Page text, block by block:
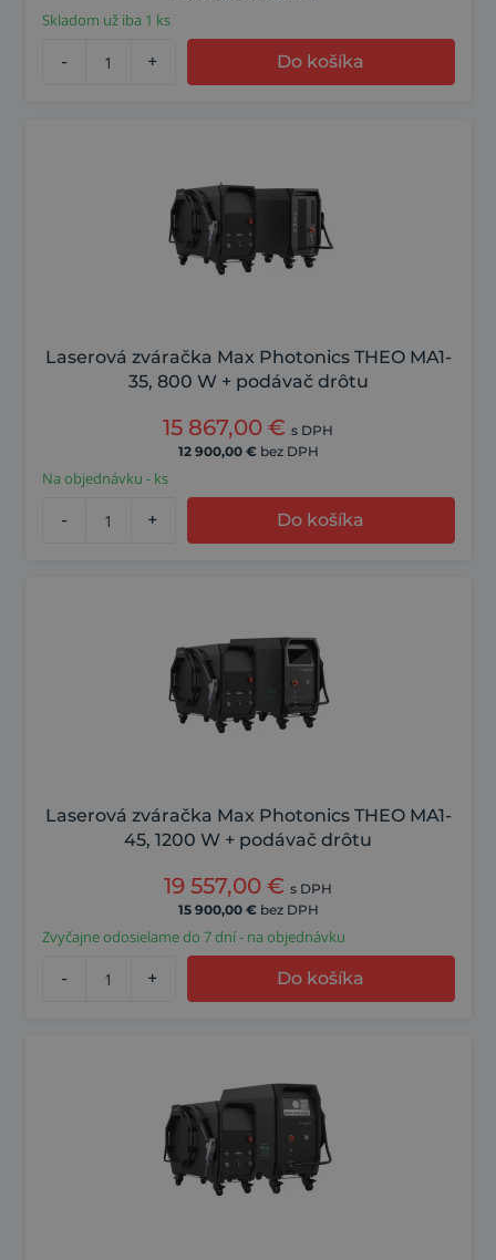
Skladom už iba 1 ks
- + Do košíka
Laserová zváračka Max Photonics THEO MA1-
35, 800 W + podávač drôtu
15 867,00 € s DPH
12 900,00 € bez DPH
Na objednávku - ks
- + Do košíka
Laserová zváračka Max Photonics THEO MA1-
45, 1200 W + podávač drôtu
19 557,00 € s DPH
15 900,00 € bez DPH
Zvyčajne odosielame do 7 dní - na objednávku
- + Do košíka